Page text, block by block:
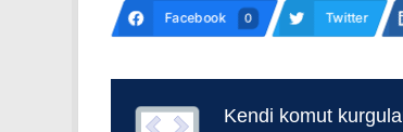
Facebook 0 Twitter
Kendi komut